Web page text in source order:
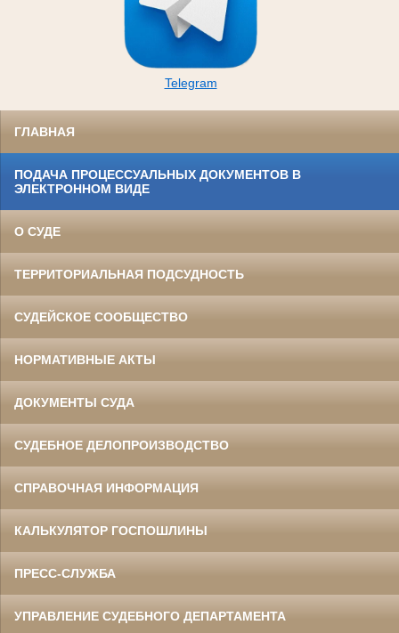
Telegram
ГЛАВНАЯ
ПОДАЧА ПРОЦЕССУАЛЬНЫХ ДОКУМЕНТОВ В
ЭЛЕКТРОННОМ ВИДЕ
О СУДЕ
ТЕРРИТОРИАЛЬНАЯ ПОДСУДНОСТЬ
СУДЕЙСКОЕ СООБЩЕСТВО
НОРМАТИВНЫЕ АКТЫ
ДОКУМЕНТЫ СУДА
СУДЕБНОЕ ДЕЛОПРОИЗВОДСТВО
СПРАВОЧНАЯ ИНФОРМАЦИЯ
КАЛЬКУЛЯТОР ГОСПОШЛИНЫ
ПРЕСС-СЛУЖБА
УПРАВЛЕНИЕ СУДЕБНОГО ДЕПАРТАМЕНТА